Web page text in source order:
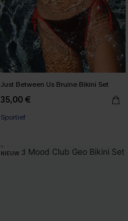
Just Between Us Bruine Bikini Set
35,00 €
Sportief
NIEUW